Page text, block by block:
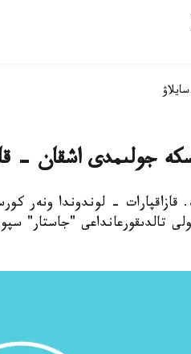
جولىمدى اشقان -
- شىلدە. قازاقپارات - لوندوندا
تالدىقورعانداعى "جاستار"